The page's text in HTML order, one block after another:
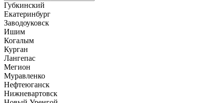
Губкинский
Екатеринбург
Заводоуковск
Ишим
Когалым
Курган
Лангепас
Мегион
Муравленко
Нефтеюганск
Нижневартовск